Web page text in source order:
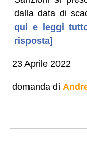
dalla data di
qui e leggi
risposta]
23 Aprile 2022
domanda di